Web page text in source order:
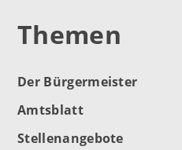
Themen
Der Bürgermeister
Amtsblatt
Stellenangebote